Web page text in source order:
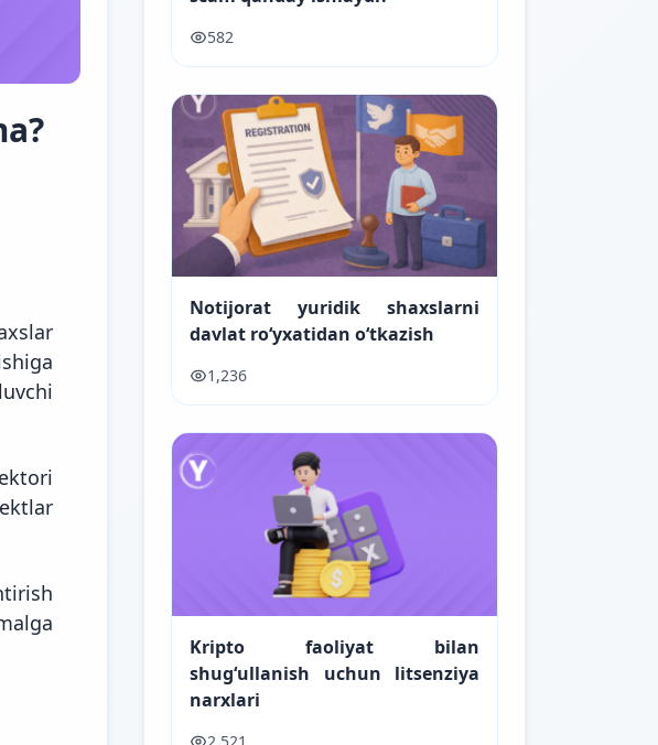
582
Notijorat yuridik shaxslarni
davlat ro‘yxatidan o‘tkazish
1,236
Kripto faoliyat bilan
shugʻullanish uchun litsenziya
narxlari